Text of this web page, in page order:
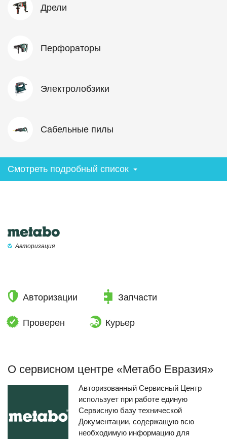
Дрели
Перфораторы
Электролобзики
Сабельные пилы
Смотреть подробный список
Авторизация
Авторизации Запчасти
Проверен Курьер
О сервисном центре «Метабо Евразия»
Авторизованный Сервисный Центр
использует при работе единую
Сервисную базу технической
Документации, содержащую всю
необходимую информацию для